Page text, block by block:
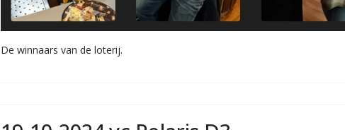
De winnaars van de loterij.